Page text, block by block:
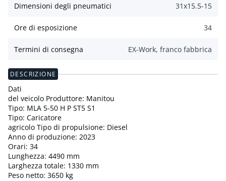
Dimensioni degli pneumatici 31x15.5-15
Ore di esposizione 34
Termini di consegna EX-Work, franco fabbrica
DESCRIZIONE
Dati
del veicolo Produttore: Manitou
Tipo: MLA 5-50 H P ST5 S1
Tipo: Caricatore
agricolo Tipo di propulsione: Diesel
Anno di produzione: 2023
Orari: 34
Lunghezza: 4490 mm
Larghezza totale: 1330 mm
Peso netto: 3650 kg